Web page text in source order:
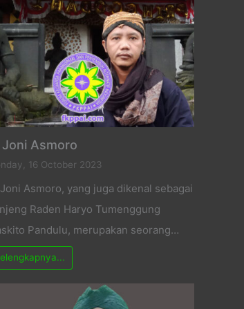
Joni Asmoro
16 October 2023
Asmoro, yang juga dikenal sebagai
Raden Haryo Tumenggung
Pandulu, merupakan seorang…